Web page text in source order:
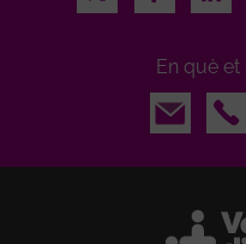
En què
Email